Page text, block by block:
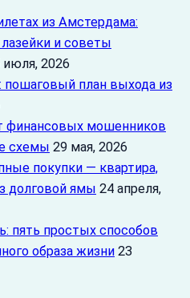
из Амстердама:
и советы
июля, 2026
пошаговый план выхода из
финансовых мошенников
схемы 29 мая, 2026
покупки — квартира,
долговой ямы 24 апреля,
пять простых способов
образа жизни 23